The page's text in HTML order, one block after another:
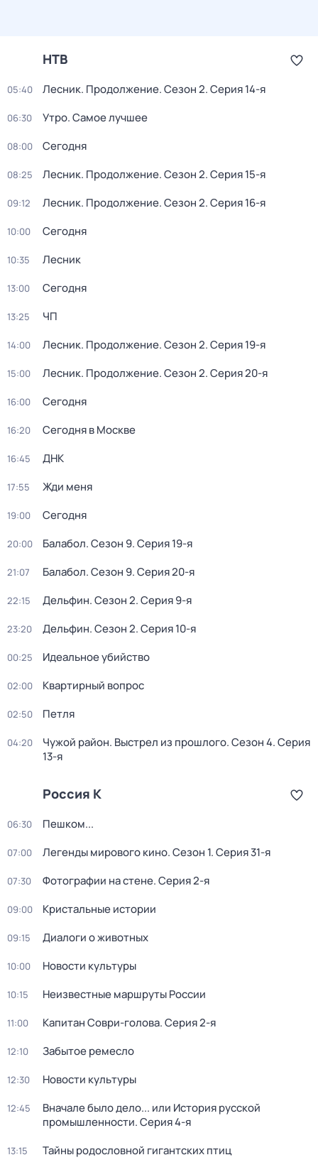
НТВ
05:40 Лесник. Продолжение. Сезон 2. Серия 14-я
06:30 Утро. Самое лучшее
08:00 Сегодня
08:25 Лесник. Продолжение. Сезон 2. Серия 15-я
09:12 Лесник. Продолжение. Сезон 2. Серия 16-я
10:00 Сегодня
10:35 Лесник
13:00 Сегодня
13:25 ЧП
14:00 Лесник. Продолжение. Сезон 2. Серия 19-я
15:00 Лесник. Продолжение. Сезон 2. Серия 20-я
16:00 Сегодня
16:20 Сегодня в Москве
16:45 ДНК
17:55 Жди меня
19:00 Сегодня
20:00 Балабол. Сезон 9. Серия 19-я
21:07 Балабол. Сезон 9. Серия 20-я
22:15 Дельфин. Сезон 2. Серия 9-я
23:20 Дельфин. Сезон 2. Серия 10-я
00:25 Идеальное убийство
02:00 Квартирный вопрос
02:50 Петля
04:20 Чужой район. Выстрел из прошлого. Сезон 4. Серия
13-я
Россия К
06:30 Пешком...
07:00 Легенды мирового кино. Сезон 1. Серия 31-я
07:30 Фотографии на стене. Серия 2-я
09:00 Кристальные истории
09:15 Диалоги о животных
10:00 Новости культуры
10:15 Неизвестные маршруты России
11:00 Капитан Соври-голова. Серия 2-я
12:10 Забытое ремесло
12:30 Новости культуры
12:45
Вначале было дело... или История русской
промышленности. Серия 4-я
13:15 Тайны родословной гигантских птиц